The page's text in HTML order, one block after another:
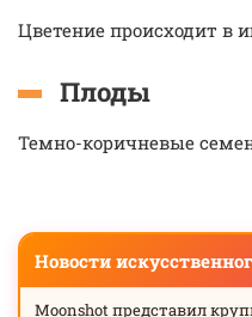
Цветение происходит в
Плоды
Темно-коричневые
Новости
Moonshot представил